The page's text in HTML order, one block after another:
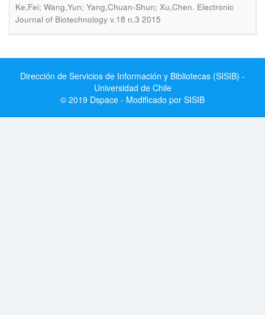
Ke,Fei; Wang,Yun; Yang,Chuan-Shun; Xu,Chen. Electronic
Journal of Biotechnology v.18 n.3 2015
Dirección de Servicios de Información y Bibliotecas (SISIB) -
Universidad de Chile
© 2019 Dspace - Modificado por SISIB